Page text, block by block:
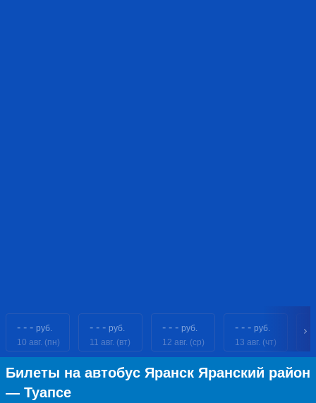
- - - руб.
10 авг. (пн)
- - - руб.
11 авг. (вт)
- - - руб.
12 авг. (ср)
- - - руб.
13 авг. (чт)
Билеты на автобус Яранск Яранский район
— Туапсе